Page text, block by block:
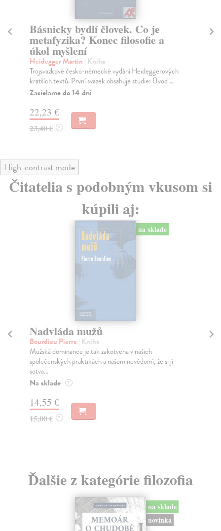
Básnicky bydlí človek. Co je
metafyzika? Konec filosofie a
úkol myšlení
Heidegger Martin | Kniha
Trojsvazkové česko-německé vydání Heideggerových
kratších textů. První svazek obsahuje studie: Úvod ...
Zasielame do 14 dní
22,23 €
23,40 € ?
High-contrast mode
Čitatelia s podobným vkusom si
kúpili aj:
na sklade
Nadvláda mužů
Bourdieu Pierre | Kniha
Mužská dominance je tak zakotvena v našich
společenských praktikách a našem nevědomí, že si jí
sotva...
Na sklade ?
14,55 €
15,00 € ?
Ďalšie z kategórie filozofia
na sklade
novinka